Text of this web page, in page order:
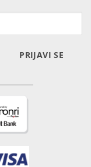
PRIJAVI SE